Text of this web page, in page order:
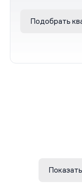
Подобрать